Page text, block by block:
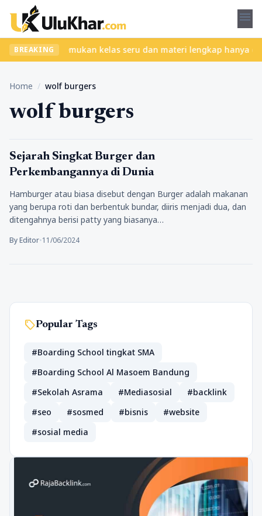
menu
BREAKING
ribet? Temukan kelas seru dan materi lengkap hanya di
Home / wolf burgers
wolf burgers
Lifestyle
Sejarah Singkat Burger dan
Perkembangannya di Dunia
Hamburger atau biasa disebut dengan Burger adalah makanan
yang berupa roti dan berbentuk bundar, diiris menjadi dua, dan
ditengahnya berisi patty yang biasanya…
By Editor•11/06/2024
sellPopular Tags
#Boarding School tingkat SMA
#Boarding School Al Masoem Bandung
#Sekolah Asrama
#Mediasosial
#backlink
#seo
#sosmed #bisnis
#website
#sosial media